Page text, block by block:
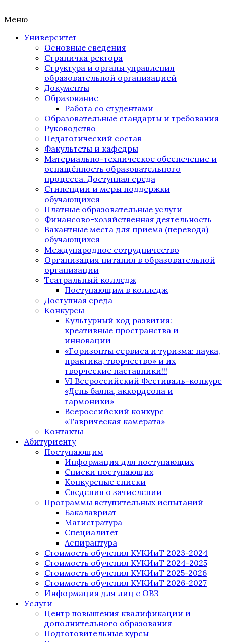
Меню
Университет
Основные сведения
Страничка ректора
Структура и органы управления
образовательной организацией
Документы
Образование
Работа со студентами
Образовательные стандарты и требования
Руководство
Педагогический состав
Факультеты и кафедры
Материально-техническое обеспечение и
оснащённость образовательного
процесса. Доступная среда
Стипендии и меры поддержки
обучающихся
Платные образовательные услуги
Финансово-хозяйственная деятельность
Вакантные места для приема (перевода)
обучающихся
Международное сотрудничество
Организация питания в образовательной
организации
Театральный колледж
Поступающим в колледж
Доступная среда
Конкурсы
Культурный код развития:
креативные пространства и
инновации
«Горизонты сервиса и туризма: наука,
практика, творчество» и их
творческие наставники!!!
VI Всероссийский Фестиваль-конкурс
«День баяна, аккордеона и
гармоники»
Всероссийский конкурс
«Таврическая камерата»
Контакты
Абитуриенту
Поступающим
Информация для поступающих
Списки поступающих
Конкурсные списки
Сведения о зачислении
Программы вступительных испытаний
Бакалавриат
Магистратура
Специалитет
Аспирантура
Стоимость обучения КУКИиТ 2023-2024
Стоимость обучения КУКИиТ 2024-2025
Стоимость обучения КУКИиТ 2025-2026
Стоимость обучения КУКИиТ 2026-2027
Информация для лиц с ОВЗ
Услуги
Центр повышения квалификации и
дополнительного образования
Подготовительные курсы